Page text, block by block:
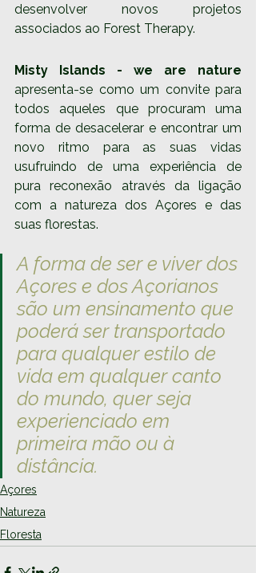
desenvolver novos projetos
associados ao Forest Therapy.
apresenta-se como um convite para
todos aqueles que procuram uma
forma de desacelerar e encontrar um
novo ritmo para as suas vidas
usufruindo de uma experiência de
pura reconexão através da
ligação
com a natureza dos Açores e das
suas florestas.
A forma de ser e viver dos
Açores e dos Açorianos
são um ensinamento que
poderá ser transportado
para qualquer estilo de
vida em qualquer canto
do mundo, quer seja
experienciado em
primeira mão ou à
distância.
Açores
Natureza
Floresta